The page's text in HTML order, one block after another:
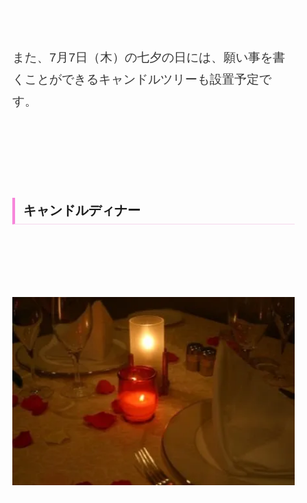
また、7月7日（木）の七夕の日には、願い事を書
くことができるキャンドルツリーも設置予定で
す。
キャンドルディナー